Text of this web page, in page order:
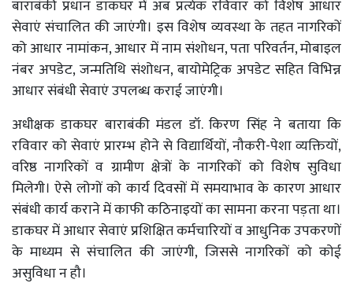
बाराबंकी प्रधान डाकघर में अब प्रत्येक रविवार को विशेष आधार
सेवाएं संचालित की जाएंगी। इस विशेष व्यवस्था के तहत नागरिकों
को आधार नामांकन, आधार में नाम संशोधन, पता परिवर्तन, मोबाइल
नंबर अपडेट, जन्मतिथि संशोधन, बायोमेट्रिक अपडेट सहित विभिन्न
आधार संबंधी सेवाएं उपलब्ध कराई जाएंगी।
अधीक्षक डाकघर बाराबंकी मंडल डॉ. किरण सिंह ने बताया कि
रविवार को सेवाएं प्रारम्भ होने से विद्यार्थियों, नौकरी-पेशा व्यक्तियों,
वरिष्ठ नागरिकों व ग्रामीण क्षेत्रों के नागरिकों को विशेष सुविधा
मिलेगी। ऐसे लोगों को कार्य दिवसों में समयाभाव के कारण आधार
संबंधी कार्य कराने में काफी कठिनाइयों का सामना करना पड़ता था।
डाकघर में आधार सेवाएं प्रशिक्षित कर्मचारियों व आधुनिक उपकरणों
के माध्यम से संचालित की जाएंगी, जिससे नागरिकों को कोई
असुविधा न हौ।